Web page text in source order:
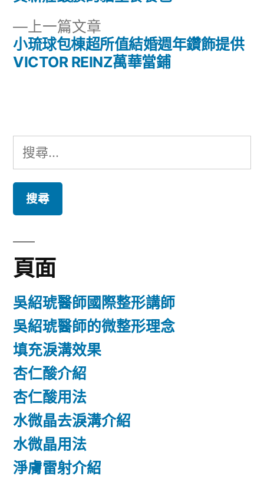
導
覽
上一篇文章
一
篇
小琉球包棟超所值結婚週年鑽飾提供
VICTOR REINZ萬華當鋪
搜
尋
鍵
字:
頁面
吳紹琥醫師國際整形講師
吳紹琥醫師的微整形理念
填充淚溝效果
杏仁酸介紹
杏仁酸用法
水微晶去淚溝介紹
水微晶用法
淨膚雷射介紹